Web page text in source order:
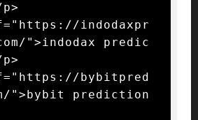
indodaxpr
">indodax predic
bybitpred
">bybit prediction